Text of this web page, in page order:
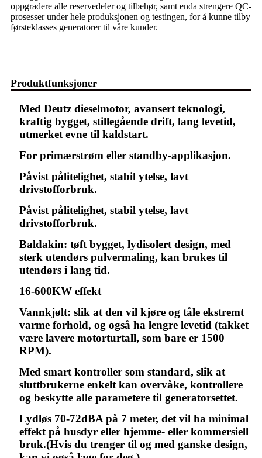
oppgradere alle reservedeler og tilbehør, samt enda strengere QC-
prosesser under hele produksjonen og testingen, for å kunne tilby
førsteklasses generatorer til våre kunder.
Produktfunksjoner
Med Deutz dieselmotor, avansert teknologi,
kraftig bygget, stillegående drift, lang levetid,
utmerket evne til kaldstart.
For primærstrøm eller standby-applikasjon.
Påvist pålitelighet, stabil ytelse, lavt
drivstofforbruk.
Påvist pålitelighet, stabil ytelse, lavt
drivstofforbruk.
Baldakin: tøft bygget, lydisolert design, med
sterk utendørs pulvermaling, kan brukes til
utendørs i lang tid.
16-600KW effekt
Vannkjølt: slik at den vil kjøre og tåle ekstremt
varme forhold, og også ha lengre levetid (takket
være lavere motorturtall, som bare er 1500
RPM).
Med smart kontroller som standard, slik at
sluttbrukerne enkelt kan overvåke, kontrollere
og beskytte alle parametere til generatorsettet.
Lydløs 70-72dBA på 7 meter, det vil ha minimal
effekt på husdyr eller hjemme- eller kommersiell
bruk.(Hvis du trenger til og med ganske design,